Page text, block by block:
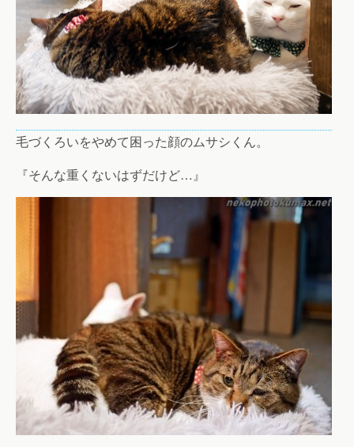
毛づくろいをやめて困った顔のムサシくん。
『そんな重くないはずだけど…』